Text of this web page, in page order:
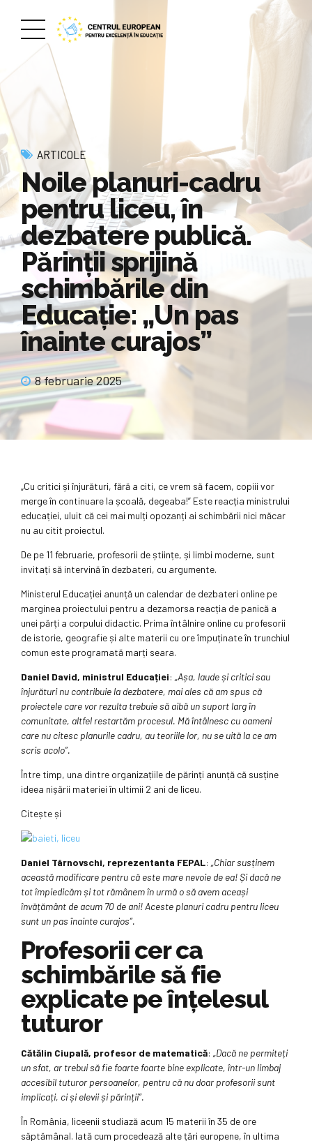
ARTICOLE
Noile planuri-cadru
pentru liceu, în
dezbatere publică.
Părinții sprijină
schimbările din
Educație: „Un pas
înainte curajos”
8 februarie 2025
„Cu critici și înjurături, fără a citi, ce vrem să facem, copiii vor
merge în continuare la școală, degeaba!” Este reacția ministrului
educației, uluit că cei mai mulți opozanți ai schimbării nici măcar
nu au citit proiectul.
De pe 11 februarie, profesorii de științe, și limbi moderne, sunt
invitați să intervină în dezbateri, cu argumente.
Ministerul Educației anunță un calendar de dezbateri online pe
marginea proiectului pentru a dezamorsa reacția de panică a
unei părți a corpului didactic. Prima întâlnire online cu profesorii
de istorie, geografie și alte materii cu ore împuținate în trunchiul
comun este programată marți seara.
Daniel David, ministrul Educației: „Așa, laude și critici sau
înjurături nu contribuie la dezbatere, mai ales că am spus că
proiectele care vor rezulta trebuie să aibă un suport larg în
comunitate, altfel restartăm procesul. Mă întâlnesc cu oameni
care nu citesc planurile cadru, au teoriile lor, nu se uită la ce am
scris acolo”.
Între timp, una dintre organizațiile de părinți anunță că susține
ideea nișării materiei în ultimii 2 ani de liceu.
Citește și
Daniel Târnovschi, reprezentanta FEPAL: „Chiar susținem
această modificare pentru că este mare nevoie de ea! Și dacă ne
tot împiedicăm și tot rămânem în urmă o să avem aceași
învățământ de acum 70 de ani! Aceste planuri cadru pentru liceu
sunt un pas înainte curajos”.
Profesorii cer ca
schimbările să fie
explicate pe înțelesul
tuturor
Cătălin Ciupală, profesor de matematică: „Dacă ne permiteți
un sfat, ar trebui să fie foarte foarte bine explicate, într-un limbaj
accesibil tuturor persoanelor, pentru că nu doar profesorii sunt
implicați, ci și elevii și părinții”.
În România, liceenii studiază acum 15 materii în 35 de ore
săptămânal. Iată cum procedează alte țări europene, în ultima